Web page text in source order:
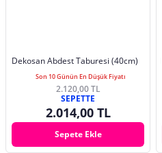
Dekosan Abdest Taburesi (40cm)
Son 10 Günün En Düşük Fiyatı
2.120,00 TL
SEPETTE
2.014,00 TL
Sepete Ekle